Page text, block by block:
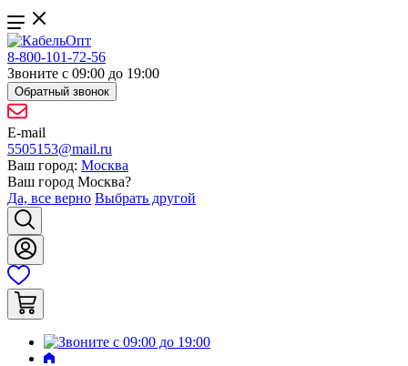
8-800-101-72-56
Звоните с 09:00 до 19:00
Обратный звонок
E-mail
5505153@mail.ru
Ваш город: Москва
Ваш город Москва?
Да, все верно Выбрать другой